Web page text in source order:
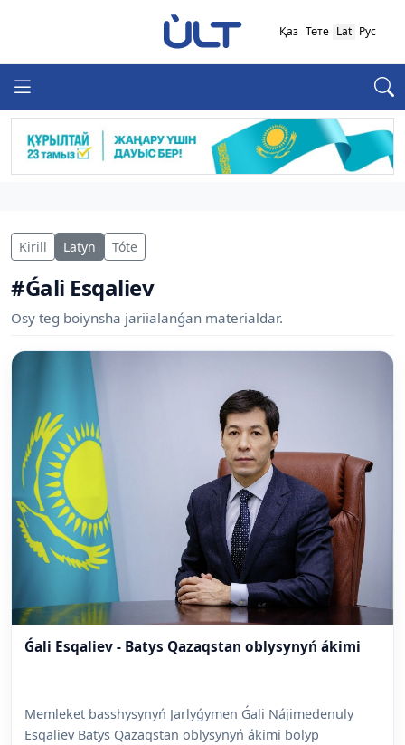
Қаз Төте Lat Рус
Kirill Latyn Tóte
#Ǵali Esqaliev
Osy teg boiynsha jariialanǵan materialdar.
Ǵali Esqaliev - Batys Qazaqstan oblysynyń ákimi
Memleket basshysynyń Jarlyǵymen Ǵali Nájimedenuly
Esqaliev Batys Qazaqstan oblysynyń ákimi bolyp